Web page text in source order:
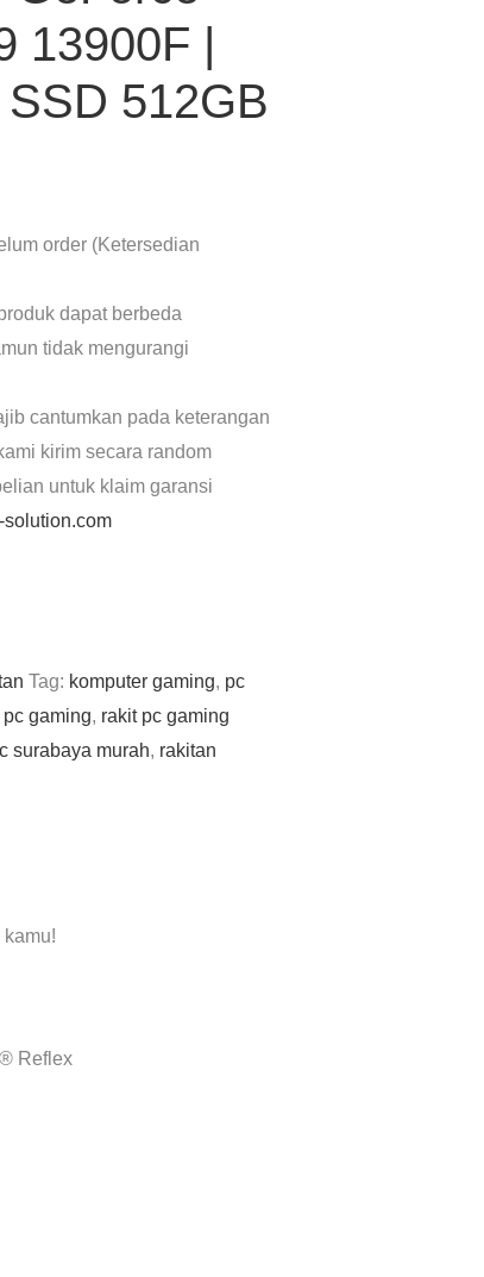
13900F |
512GB
order (Ketersedian
dapat berbeda
tidak mengurangi
cantumkan pada keterangan
kirim secara random
untuk klaim garansi
solution.com
Tag: komputer gaming, pc
pc gaming, rakit pc gaming
surabaya murah, rakitan
Reflex